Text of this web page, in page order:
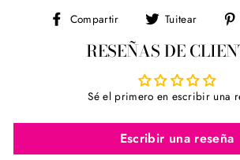
Compartir
Compartir
Facebook
Tuitear
Tuitear
Twitter
RESEÑAS DE
Sé el primero en escribir una
Escribir una reseña